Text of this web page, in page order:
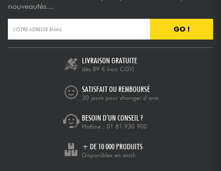
nouveautés...
GO !
LIVRAISON GRATUITE
dès 89 € (voir CGV)
SATISFAIT OU REMBOURSÉ
30 jours pour changer d’avis
BESOIN D’UN CONSEIL ?
Hotline : 01 81 930 900
+ DE 10 000 PRODUITS
Disponibles en stock